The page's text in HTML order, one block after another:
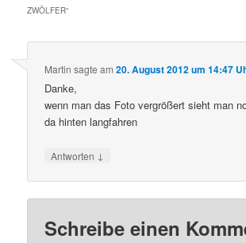
ZWÖLFER“
Martin sagte am20. August 2012 um 14:47
Danke,
wenn man das Foto vergrößert sieht man
da hinten langfahren
Antworten ↓
Schreibe einen